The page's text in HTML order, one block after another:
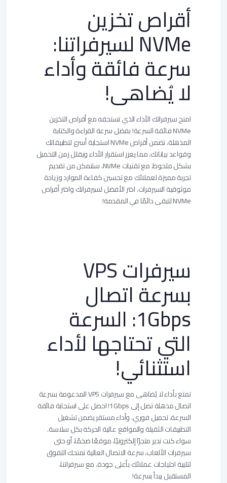
أقراص تخزين
NVMe لسيرفراتنا:
سرعة فائقة وأداء
لا يُضاهى!
امنح سيرفراتك الأداء الذي تستحقه مع أقراص التخزين
NVMe فائقة السرعة! بفضل سرعة القراءة والكتابة
المذهلة، تضمن أقراص NVMe استجابة أسرع لتطبيقاتك
وقواعد بياناتك، مما يعزز استقرار الأداء ويقلل زمن التحميل
بشكل ملحوظ. مع تقنيات NVMe، ستتمكن من تقديم
تجربة مميزة لعملائك مع تحسين كفاءة الموارد وزيادة
موثوقية السيرفرات. اختر الأفضل لسيرفراتك واختر أقراص
NVMe لتبقى دائمًا في المقدمة!
سيرفرات VPS
بسرعة اتصال
1Gbps: السرعة
التي تحتاجها لأداء
استثنائي!
تمتع بأداء لا يُضاهى مع سيرفرات VPS المدعومة بسرعة
اتصال مذهلة تصل إلى 1Gbps! احصل على استجابة فائقة
السرعة، تحميل فوري، وأداء مستقر يضمن تشغيل
التطبيقات الثقيلة والمواقع عالية الحركة بكل سلاسة.
سواء كنت تدير متجرًا إلكترونيًا، موقعًا ضخمًا، أو حتى
سيرفرات الألعاب، سرعة الاتصال العالية تمنحك التفوق
لتلبية احتياجات عملائك بأعلى جودة. مع سيرفراتنا،
المستقبل يبدأ بسرعة!